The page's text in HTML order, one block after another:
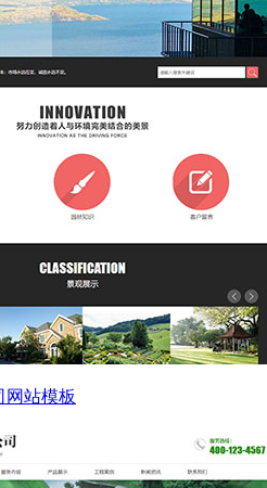
网站模板